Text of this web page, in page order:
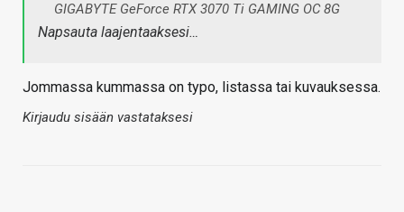
GIGABYTE GeForce RTX 3070 Ti GAMING OC 8G
Napsauta laajentaaksesi…
Jommassa kummassa on typo, listassa tai kuvauksessa.
Kirjaudu sisään vastataksesi